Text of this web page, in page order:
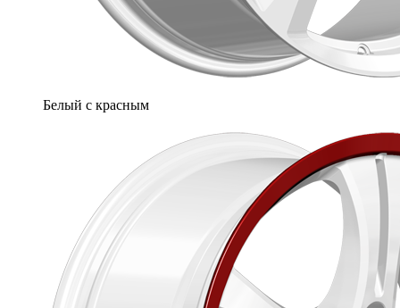
Белый с красным